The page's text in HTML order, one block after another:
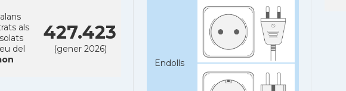
als
del
427.423
(gener 2026)
Endolls